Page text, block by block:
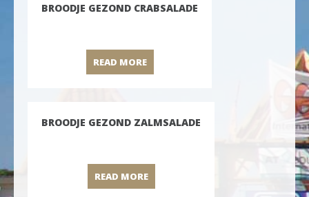
BROODJE GEZOND CRABSALADE
READ MOREBROODJE GEZOND CRABSALADE
BROODJE GEZOND ZALMSALADE
READ MOREBROODJE GEZOND ZALMSALADE